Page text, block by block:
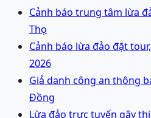
Cảnh báo trung tâm lừa
Thọ
Cảnh báo lừa đảo đặt
2026
Giả danh công an thông
Đồng
Lừa đảo trực tuyến gây